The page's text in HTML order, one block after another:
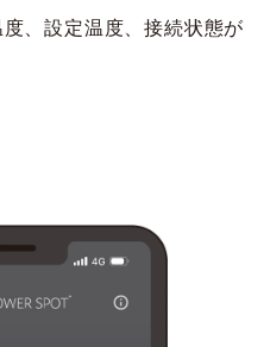
、設定温度、接続状態が